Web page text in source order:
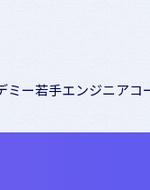
ー若手エンジニアコ